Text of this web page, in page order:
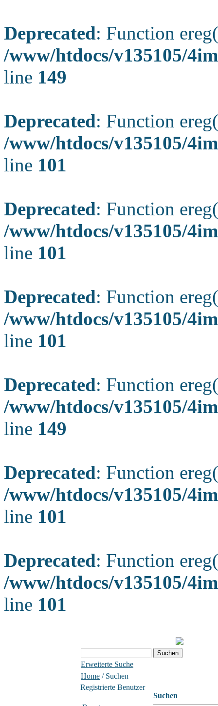
Deprecated: Function
/www/htdocs/v135105/
line 149
Deprecated: Function
/www/htdocs/v135105/
line 101
Deprecated: Function
/www/htdocs/v135105/
line 101
Deprecated: Function
/www/htdocs/v135105/
line 101
Deprecated: Function
/www/htdocs/v135105/
line 149
Deprecated: Function
/www/htdocs/v135105/
line 101
Deprecated: Function
/www/htdocs/v135105/
line 101
Erweiterte Suche
Home / Suchen
Registrierte Benutzer
Suchen